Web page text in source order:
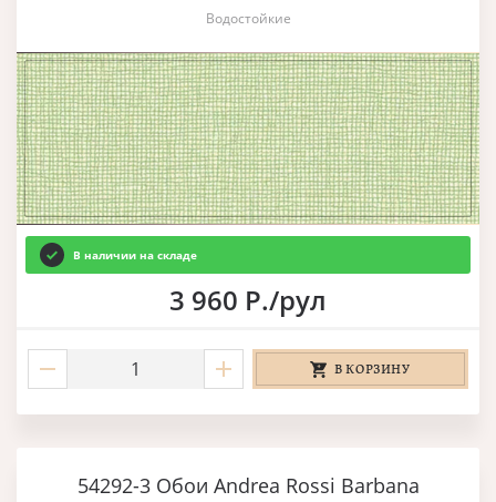
Водостойкие
В наличии на складе
3 960 Р./рул
В КОРЗИНУ
54292-3 Обои Andrea Rossi Barbana